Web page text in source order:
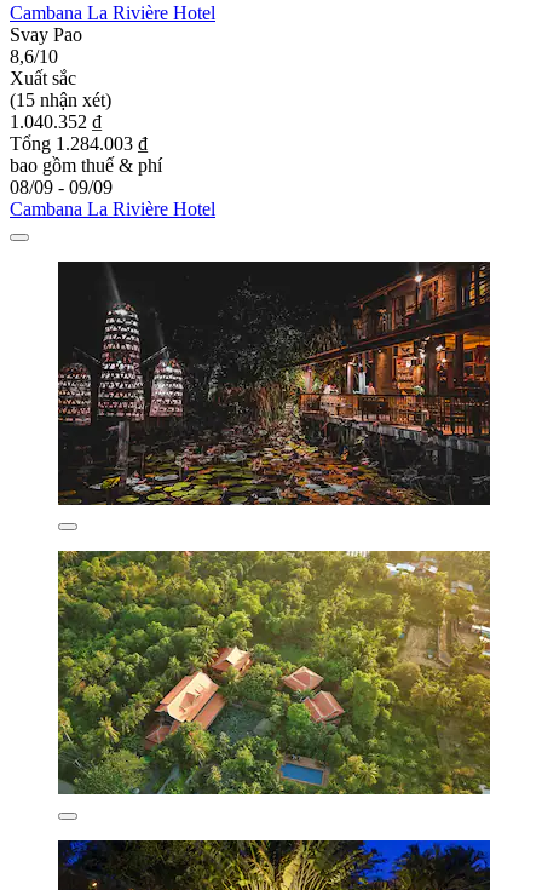
Cambana La Rivière Hotel
Svay Pao
8,6/10
Xuất sắc
(15 nhận xét)
1.040.352 ₫
Tổng 1.284.003 ₫
bao gồm thuế & phí
08/09 - 09/09
Cambana La Rivière Hotel